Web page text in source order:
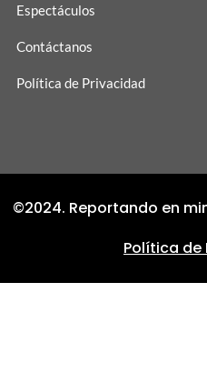
Espectáculos
Contáctanos
Política de Privacidad
©2024. Reportando en
Política de